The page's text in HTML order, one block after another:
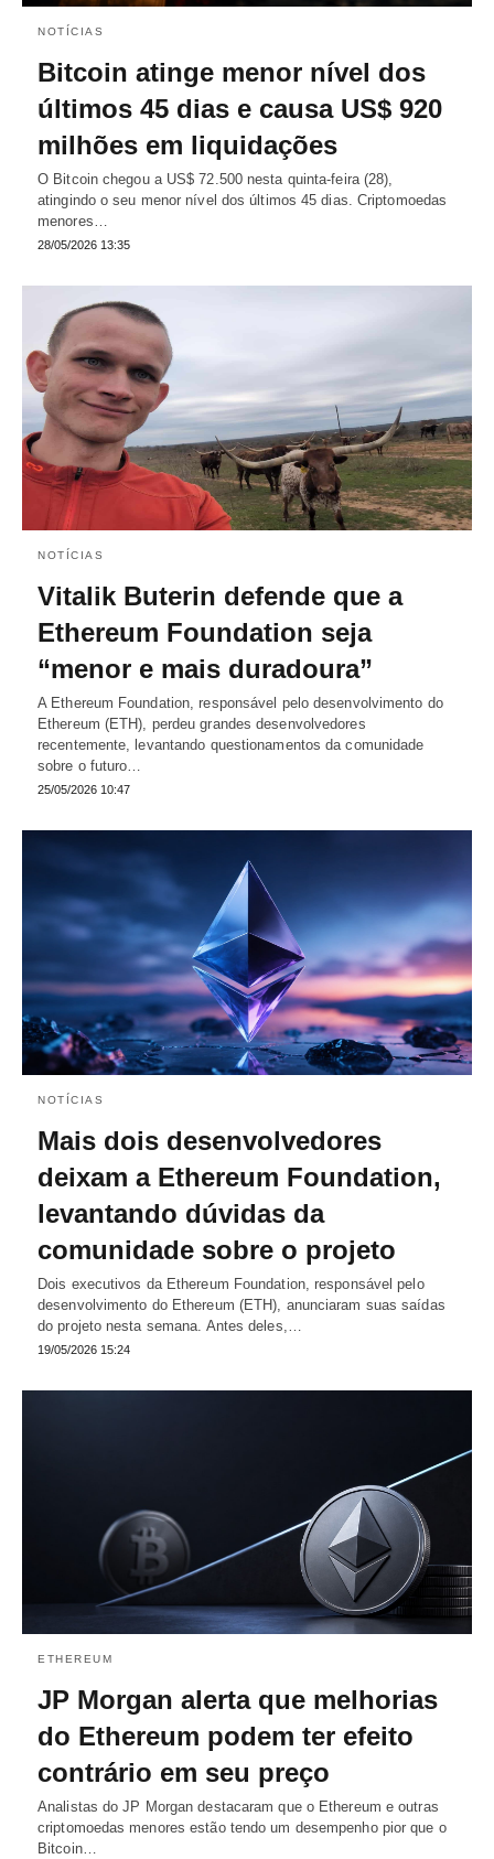
NOTÍCIAS
Bitcoin atinge menor nível dos
últimos 45 dias e causa US$ 920
milhões em liquidações
O Bitcoin chegou a US$ 72.500 nesta quinta-feira (28),
atingindo o seu menor nível dos últimos 45 dias. Criptomoedas
menores…
28/05/2026 13:35
NOTÍCIAS
Vitalik Buterin defende que a
Ethereum Foundation seja
“menor e mais duradoura”
A Ethereum Foundation, responsável pelo desenvolvimento do
Ethereum (ETH), perdeu grandes desenvolvedores
recentemente, levantando questionamentos da comunidade
sobre o futuro…
25/05/2026 10:47
NOTÍCIAS
Mais dois desenvolvedores
deixam a Ethereum Foundation,
levantando dúvidas da
comunidade sobre o projeto
Dois executivos da Ethereum Foundation, responsável pelo
desenvolvimento do Ethereum (ETH), anunciaram suas saídas
do projeto nesta semana. Antes deles,…
19/05/2026 15:24
ETHEREUM
JP Morgan alerta que melhorias
do Ethereum podem ter efeito
contrário em seu preço
Analistas do JP Morgan destacaram que o Ethereum e outras
criptomoedas menores estão tendo um desempenho pior que o
Bitcoin…